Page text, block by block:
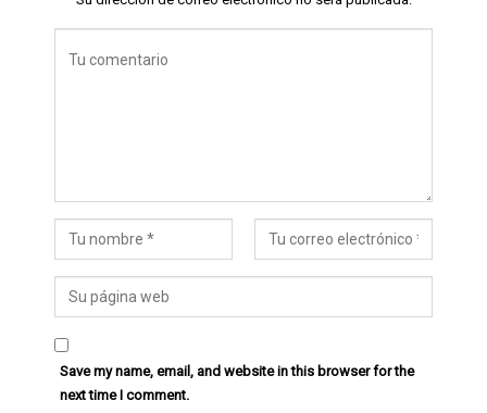
Save my name, email, and website in this browser for the
next time I comment.